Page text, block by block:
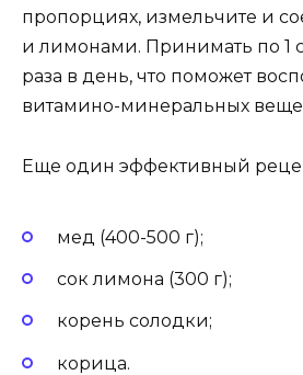
пропорциях, измельчите и
и лимонами. Принимать по 1
раза в день, что поможет
витамино-минеральных
Еще один эффективный
мед (400-500 г);
сок лимона (300 г);
корень солодки;
корица.